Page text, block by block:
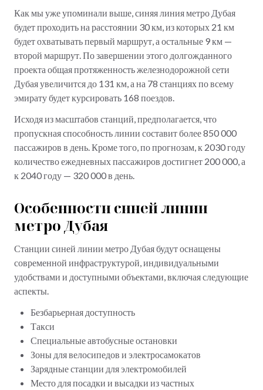
Как мы уже упоминали выше, синяя линия метро Дубая
будет проходить на расстоянии 30 км, из которых 21 км
будет охватывать первый маршрут, а остальные 9 км —
второй маршрут. По завершении этого долгожданного
проекта общая протяженность железнодорожной сети
Дубая увеличится до 131 км, а на 78 станциях по всему
эмирату будет курсировать 168 поездов.
Исходя из масштабов станций, предполагается, что
пропускная способность линии составит более 850 000
пассажиров в день. Кроме того, по прогнозам, к 2030 году
количество ежедневных пассажиров достигнет 200 000, а
к 2040 году — 320 000 в день.
Особенности синей линии
метро Дубая
Станции синей линии метро Дубая будут оснащены
современной инфраструктурой, индивидуальными
удобствами и доступными объектами, включая следующие
аспекты.
Безбарьерная доступность
Такси
Специальные автобусные остановки
Зоны для велосипедов и электросамокатов
Зарядные станции для электромобилей
Место для посадки и высадки из частных